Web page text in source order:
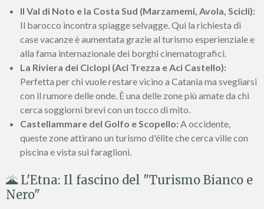
Il Val di Noto e la Costa Sud (Marzamemi, Avola, Scicli):
Il barocco incontra spiagge selvagge. Qui la richiesta di
case vacanze è aumentata grazie al turismo esperienziale e
alla fama internazionale dei borghi cinematografici.
La Riviera dei Ciclopi (Aci Trezza e Aci Castello):
Perfetta per chi vuole restare vicino a Catania ma svegliarsi
con il rumore delle onde. È una delle zone più amate da chi
cerca soggiorni brevi con un tocco di mito.
Castellammare del Golfo e Scopello: A occidente,
queste zone attirano un turismo d'élite che cerca ville con
piscina e vista sui faraglioni.
🌋 L'Etna: Il fascino del "Turismo Bianco e
Nero"